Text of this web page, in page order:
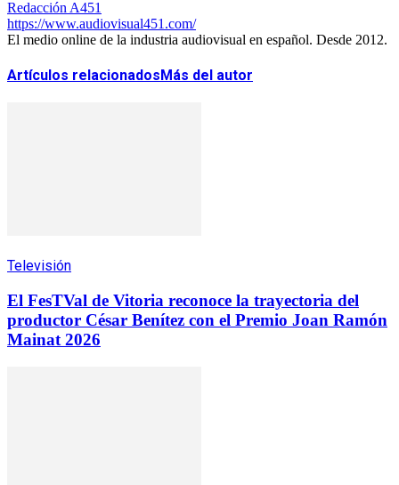
Redacción A451
https://www.audiovisual451.com/
El medio online de la industria audiovisual en español. Desde 2012.
Artículos relacionadosMás del autor
Televisión
El FesTVal de Vitoria reconoce la trayectoria del
productor César Benítez con el Premio Joan Ramón
Mainat 2026